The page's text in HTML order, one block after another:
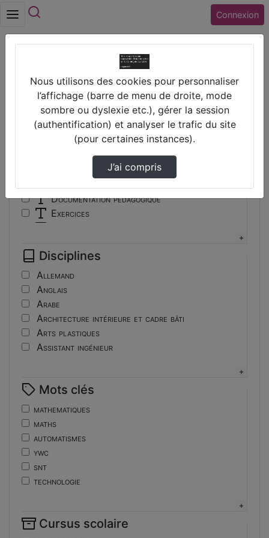
Connexion
Vidéos
Filtres
Types
Autre
Conférence
Documentation pédagogique
Exercices
Travaux d'élèves/étudiants
Tutoriel
Disciplines
Allemand
Anglais
Arabe
Architecture intérieure et cadre bâti
Arts plastiques
Assistant ingénieur
Boulangerie
Braille
Bureautique
Céramique industrielle
Chinois
Cinéma et photographie
Coiffure
Construction et réparation en carrosserie
Mots clés
mathematiques
maths
automatismes
ywc
snt
technologie
fonctions-lp
Cursus scolaire
Nous utilisons des cookies pour personnaliser
l’affichage (barre de menu de droite, mode
sombre ou dyslexie etc.), gérer la session
(authentification) et analyser le trafic du site
(pour certaines instances).
J’ai compris